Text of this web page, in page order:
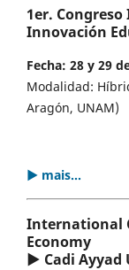
1er.
Innovación
Fecha: 28 y 29
Modalidad:
Aragón, UNAM)
▶ mais...
International
Economy
▶ Cadi Ayyad